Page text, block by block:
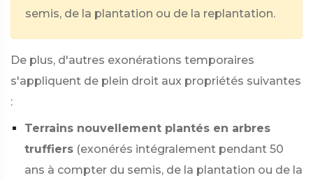
semis, de la plantation ou de la replantation.
De plus, d'autres exonérations temporaires
s'appliquent de plein droit aux propriétés suivantes
:
Terrains nouvellement plantés en arbres
truffiers (exonérés intégralement pendant 50
ans à compter du semis, de la plantation ou de la